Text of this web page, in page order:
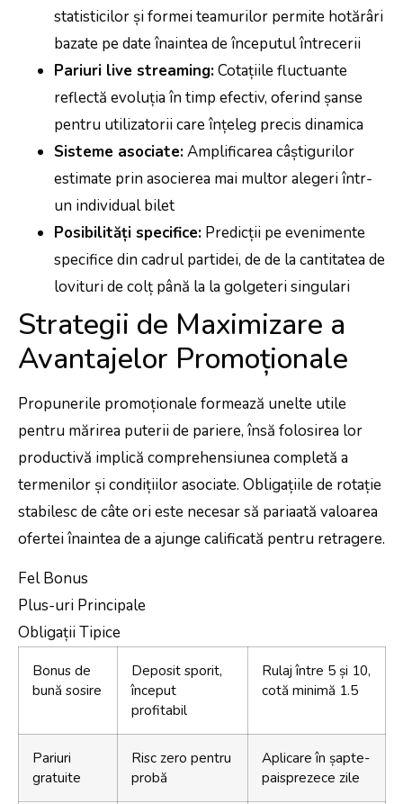
statisticilor și formei teamurilor permite hotărâri
bazate pe date înaintea de începutul întrecerii
Pariuri live streaming:Cotațiile fluctuante
reflectă evoluția în timp efectiv, oferind șanse
pentru utilizatorii care înțeleg precis dinamica
Sisteme asociate:Amplificarea câștigurilor
estimate prin asocierea mai multor alegeri într-
un individual bilet
Posibilități specifice: Predicții pe evenimente
specifice din cadrul partidei, de de la cantitatea de
lovituri de colț până la la golgeteri singulari
Strategii de Maximizare a
Avantajelor Promoționale
Propunerile promoționale formează unelte utile
pentru mărirea puterii de pariere, însă folosirea lor
productivă implică comprehensiunea completă a
termenilor și condițiilor asociate. Obligațiile de rotație
stabilesc de câte ori este necesar să pariaată valoarea
ofertei înaintea de a ajunge calificată pentru retragere.
Fel Bonus
Plus-uri Principale
Obligații Tipice
Bonus de
bună sosire
Deposit sporit,
început
profitabil
Rulaj între 5 și 10,
cotă minimă 1.5
Pariuri
gratuite
Risc zero pentru
probă
Aplicare în șapte-
paisprezece zile